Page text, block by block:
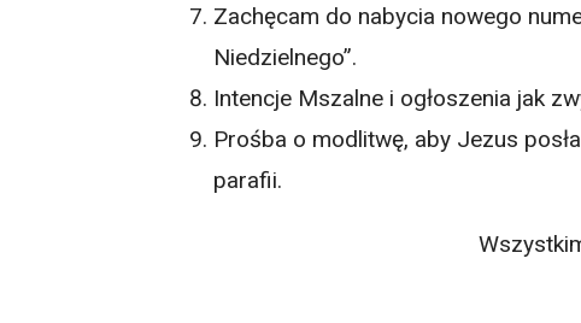
Zachęcam do nabycia nowego
Niedzielnego”.
Intencje Mszalne i ogłoszenia jak
Prośba o modlitwę, aby Jezus
parafii.